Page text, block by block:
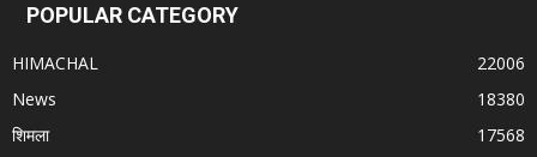
POPULAR CATEGORY
HIMACHAL
22006
News
18380
शिमला
17568